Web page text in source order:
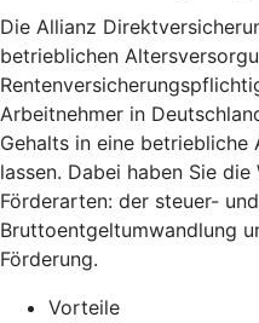
Die Allianz
betrieblichen
Arbeitnehmer in
Gehalts in eine
lassen. Dabei haben Sie
Förderarten: der steuer-
Bruttoentgeltumwandlung
Förderung.
Vorteile